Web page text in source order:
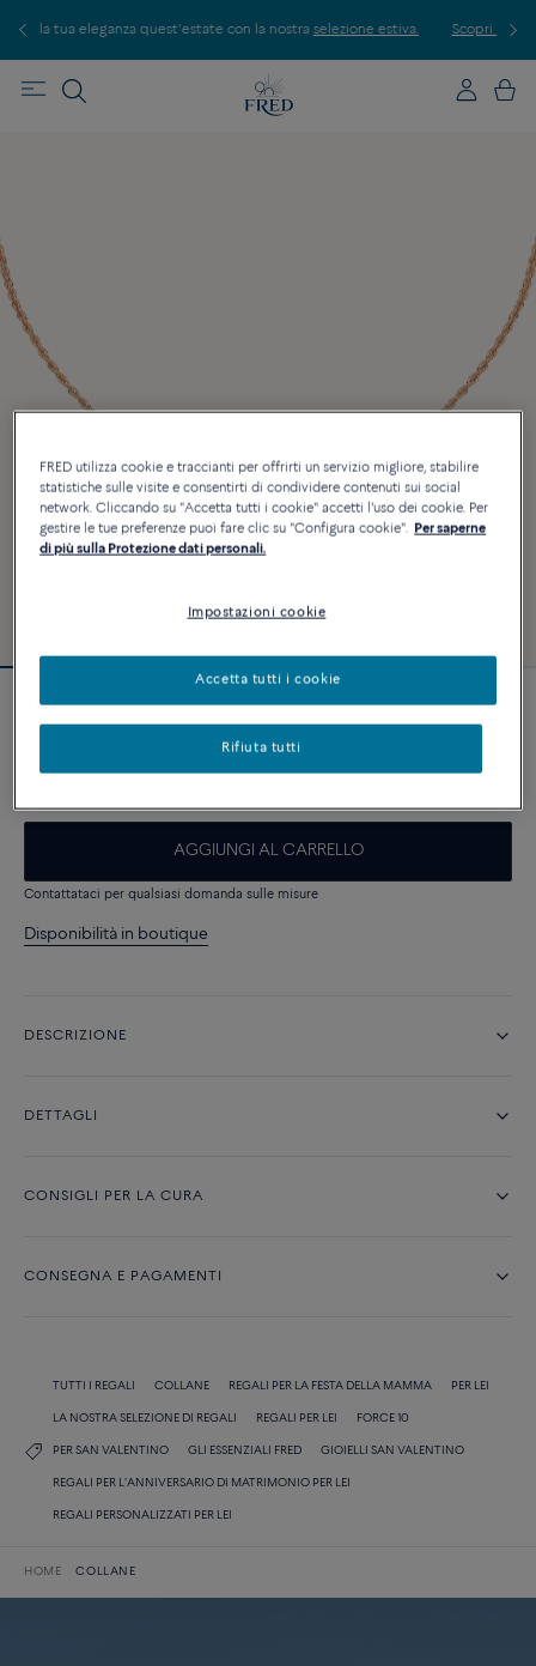
Scopri le nostre creazioni in boutique. Prenota un appuntamento.
5 590 €
AGGIUNGI AL CARRELLO
Contattataci per qualsiasi domanda sulle misure
Disponibilità in boutique
DESCRIZIONE
DETTAGLI
CONSIGLI PER LA CURA
CONSEGNA E PAGAMENTI
TUTTI I REGALI COLLANE REGALI PER LA FESTA DELLA MAMMA PER LEI
LA NOSTRA SELEZIONE DI REGALI REGALI PER LEI FORCE 10
PER SAN VALENTINO GLI ESSENZIALI FRED GIOIELLI SAN VALENTINO
REGALI PER L'ANNIVERSARIO DI MATRIMONIO PER LEI
REGALI PERSONALIZZATI PER LEI
HOME COLLANE
FRED utilizza cookie e traccianti per offrirti un servizio migliore, stabilire
statistiche sulle visite e consentirti di condividere contenuti sui social
network. Cliccando su "Accetta tutti i cookie" accetti l'uso dei cookie. Per
gestire le tue preferenze puoi fare clic su "Configura cookie". Per saperne
di più sulla Protezione dati personali.
Impostazioni cookie
Rifiuta tutti
Accetta tutti i cookie